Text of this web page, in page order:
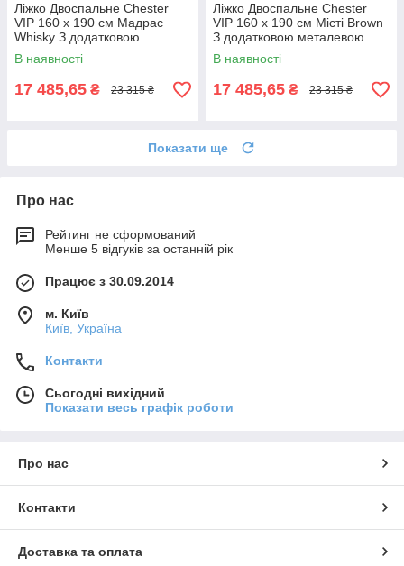
Ліжко Двоспальне Chester
VIP 160 х 190 см Мадрас
Whisky З додатковою
металевою цільнозварною
рамою Коричневий
В наявності
17 485,65 ₴ 23 315 ₴
Ліжко Двоспальне Chester
VIP 160 х 190 см Місті Brown
З додатковою металевою
цільнозварною рамою
Коричневий
В наявності
17 485,65 ₴ 23 315 ₴
Показати ще
Про нас
Рейтинг не сформований
Менше 5 відгуків за останній рік
Працює з 30.09.2014
м. Київ
Київ, Україна
Контакти
Сьогодні вихідний
Показати весь графік роботи
Про нас
Контакти
Доставка та оплата